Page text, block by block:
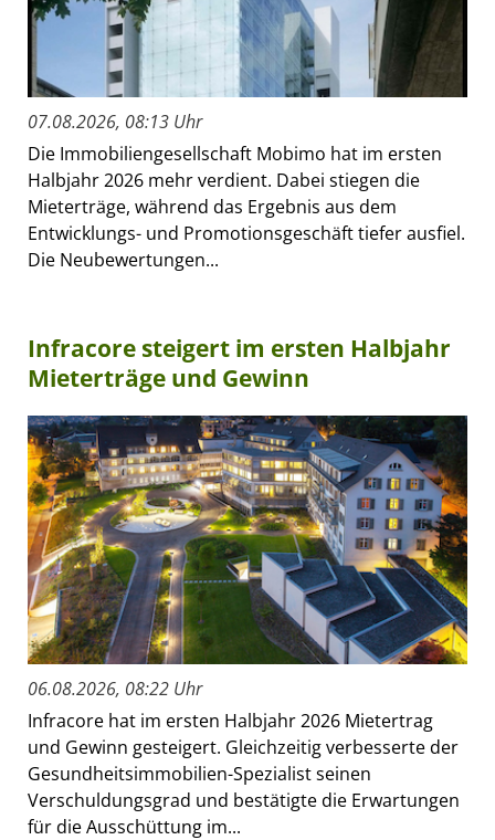
07.08.2026, 08:13 Uhr
Die Immobiliengesellschaft Mobimo hat im ersten
Halbjahr 2026 mehr verdient. Dabei stiegen die
Mieterträge, während das Ergebnis aus dem
Entwicklungs- und Promotionsgeschäft tiefer ausfiel.
Die Neubewertungen...
Infracore steigert im ersten Halbjahr
Mieterträge und Gewinn
06.08.2026, 08:22 Uhr
Infracore hat im ersten Halbjahr 2026 Mietertrag
und Gewinn gesteigert. Gleichzeitig verbesserte der
Gesundheitsimmobilien-Spezialist seinen
Verschuldungsgrad und bestätigte die Erwartungen
für die Ausschüttung im...